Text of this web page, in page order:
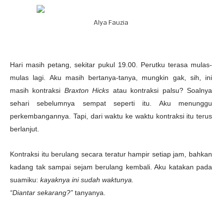
Alya Fauzia
Hari masih petang, sekitar pukul 19.00. Perutku terasa mulas-
mulas lagi. Aku masih bertanya-tanya, mungkin gak, sih, ini
masih kontraksi Braxton Hicks atau kontraksi palsu? Soalnya
sehari sebelumnya sempat seperti itu. Aku menunggu
perkembangannya. Tapi, dari waktu ke waktu kontraksi itu terus
berlanjut.
Kontraksi itu berulang secara teratur hampir setiap jam, bahkan
kadang tak sampai sejam berulang kembali. Aku katakan pada
suamiku: kayaknya ini sudah waktunya.
“Diantar sekarang?” tanyanya.